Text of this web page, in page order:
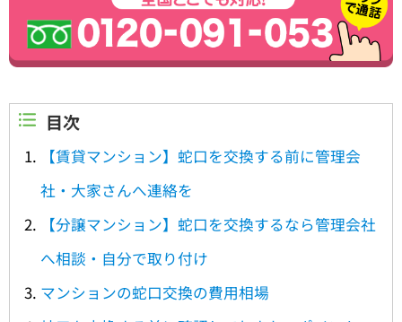
目次
【賃貸マンション】蛇口を交換する前に管理会
社・大家さんへ連絡を
【分譲マンション】蛇口を交換するなら管理会社
へ相談・自分で取り付け
マンションの蛇口交換の費用相場